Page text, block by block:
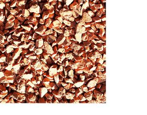
DODAJ U KOŠARICU